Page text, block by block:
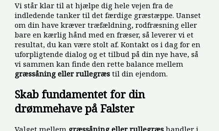
Vi står klar til at hjælpe dig hele vejen fra de
indledende tanker til det færdige græstæppe. Uanset
om din have kræver træfældning, rodfræsning eller
bare en kærlig hånd med en fræser, så leverer vi et
resultat, du kan være stolt af. Kontakt os i dag for en
uforpligtende dialog og et tilbud på din nye have, så
vi sammen kan finde den rette balance mellem
græssåning eller rullegræs til din ejendom.
Skab fundamentet for din
drømmehave på Falster